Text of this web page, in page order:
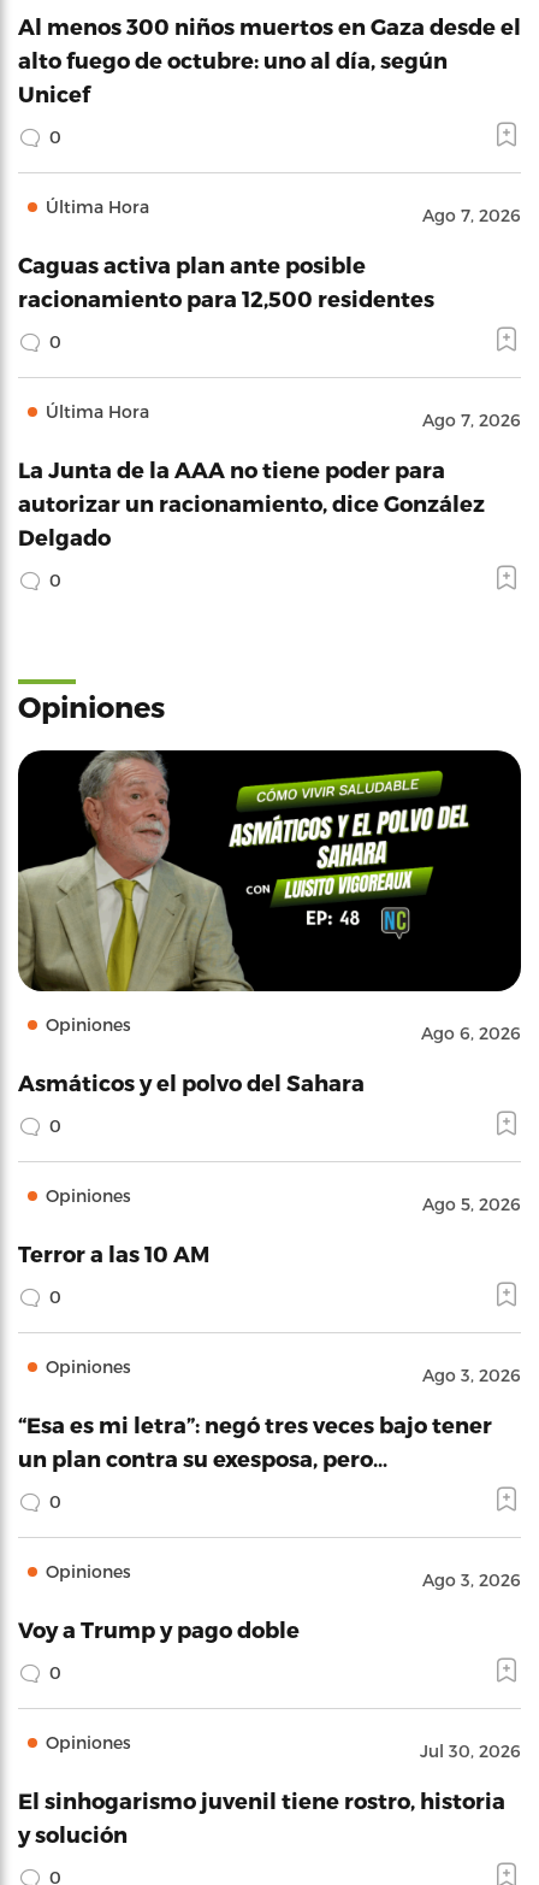
Al menos 300 niños muertos en Gaza desde el
alto fuego de octubre: uno al día, según
Unicef
0
Última Hora Ago 7, 2026
Caguas activa plan ante posible
racionamiento para 12,500 residentes
0
Última Hora Ago 7, 2026
La Junta de la AAA no tiene poder para
autorizar un racionamiento, dice González
Delgado
0
Opiniones
Opiniones Ago 6, 2026
Asmáticos y el polvo del Sahara
0
Opiniones Ago 5, 2026
Terror a las 10 AM
0
Opiniones Ago 3, 2026
“Esa es mi letra”: negó tres veces bajo tener
un plan contra su exesposa, pero…
0
Opiniones Ago 3, 2026
Voy a Trump y pago doble
0
Opiniones Jul 30, 2026
El sinhogarismo juvenil tiene rostro, historia
y solución
0